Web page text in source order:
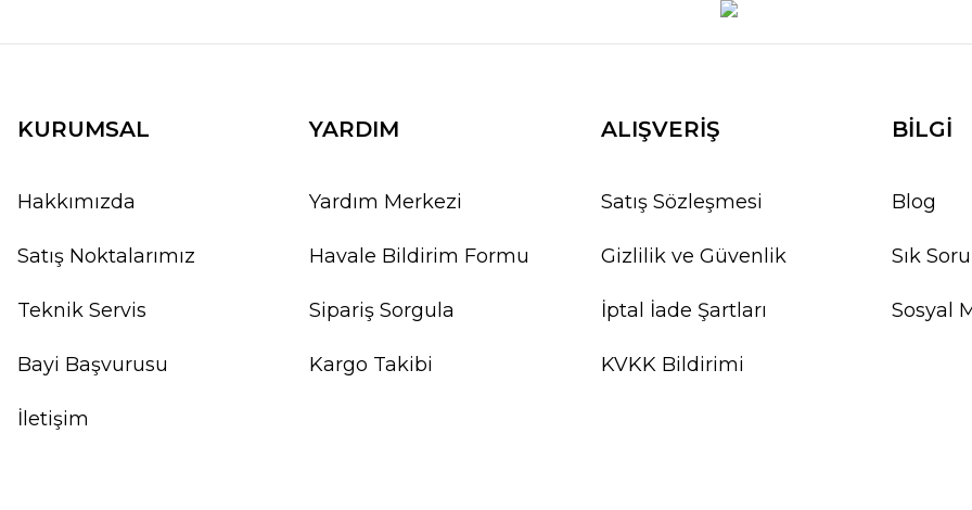
KURUMSAL
Hakkımızda
Satış Noktalarımız
Teknik Servis
Bayi Başvurusu
İletişim
YARDIM
Yardım Merkezi
Havale Bildirim Formu
Sipariş Sorgula
Kargo Takibi
ALIŞVERİŞ
Satış Sözleşmesi
Gizlilik ve Güvenlik
İptal İade Şartları
KVKK Bildirimi
BİLGİ
Blog
Sık
Sosyal